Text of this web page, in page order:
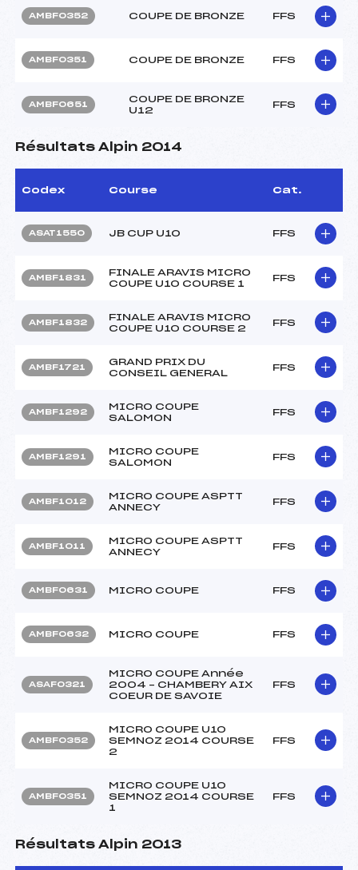
AMBF0352 COUPE DE BRONZE FFS
AMBF0351 COUPE DE BRONZE FFS
AMBF0651
COUPE DE BRONZE
U12
FFS
Résultats Alpin 2014
Codex Course Cat.
ASAT1550 JB CUP U10 FFS
AMBF1831
FINALE ARAVIS MICRO
COUPE U10 COURSE 1
FFS
AMBF1832
FINALE ARAVIS MICRO
COUPE U10 COURSE 2
FFS
AMBF1721
GRAND PRIX DU
CONSEIL GENERAL
FFS
AMBF1292
MICRO COUPE
SALOMON
FFS
AMBF1291
MICRO COUPE
SALOMON
FFS
AMBF1012
MICRO COUPE ASPTT
ANNECY
FFS
AMBF1011
MICRO COUPE ASPTT
ANNECY
FFS
AMBF0631 MICRO COUPE FFS
AMBF0632 MICRO COUPE FFS
ASAF0321
MICRO COUPE Année
2004 – CHAMBERY AIX
COEUR DE SAVOIE
FFS
AMBF0352
MICRO COUPE U10
SEMNOZ 2014 COURSE
2
FFS
AMBF0351
MICRO COUPE U10
SEMNOZ 2014 COURSE
1
FFS
Résultats Alpin 2013